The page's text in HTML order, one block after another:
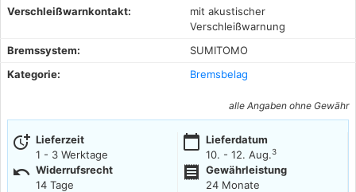
Verschleißwarnkontakt:
mit akustischer
Verschleißwarnung
Bremssystem:
SUMITOMO
Kategorie:
Bremsbelag
alle Angaben ohne Gewähr
more_time Lieferzeit
1 - 3 Werktage
calendar_today Lieferdatum
10. - 12. Aug.3
undo Widerrufsrecht
14 Tage
receipt
Gewährleistung
24 Monate